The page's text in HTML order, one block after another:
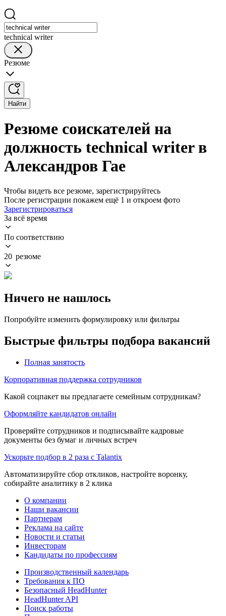
technical writer
Резюме
Найти
Резюме соискателей на
должность technical writer в
Александров Гае
Чтобы видеть все резюме, зарегистрируйтесь
После регистрации покажем ещё 1 и откроем фото
Зарегистрироваться
За всё время
По соответствию
20 резюме
Ничего не нашлось
Попробуйте изменить формулировку или фильтры
Быстрые фильтры подбора вакансий
Полная занятость
Корпоративная поддержка сотрудников
Какой соцпакет вы предлагаете семейным сотрудникам?
Оформляйте кандидатов онлайн
Проверяйте сотрудников и подписывайте кадровые
документы без бумаг и личных встреч
Ускорьте подбор в 2 раза с Talantix
Автоматизируйте сбор откликов, настройте воронку,
собирайте аналитику в 2 клика
О компании
Наши вакансии
Партнерам
Реклама на сайте
Новости и статьи
Инвесторам
Кандидаты по профессиям
Производственный календарь
Требования к ПО
Безопасный HeadHunter
HeadHunter API
Поиск работы